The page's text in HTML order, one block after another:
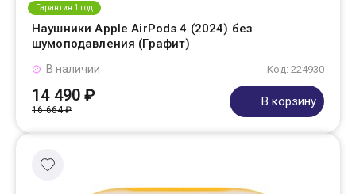
Гарантия 1 год
Наушники Apple AirPods 4 (2024) без
шумоподавления (Графит)
Код: 224930
В наличии
14 490 ₽
16 664 ₽
В корзину